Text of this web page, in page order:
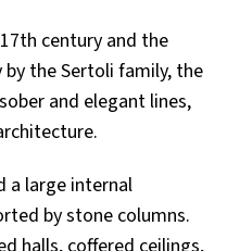
century and the
the Sertoli family, the
and elegant lines,
a large internal
by stone columns.